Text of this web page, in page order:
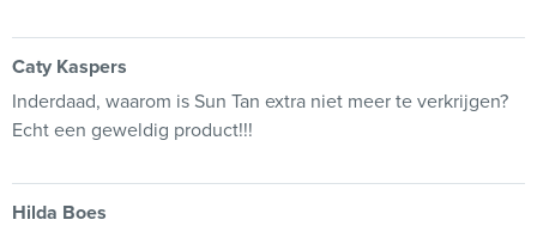
Caty Kaspers
Inderdaad, waarom is Sun Tan extra niet meer te verkrijgen?
Echt een geweldig product!!!
Hilda Boes